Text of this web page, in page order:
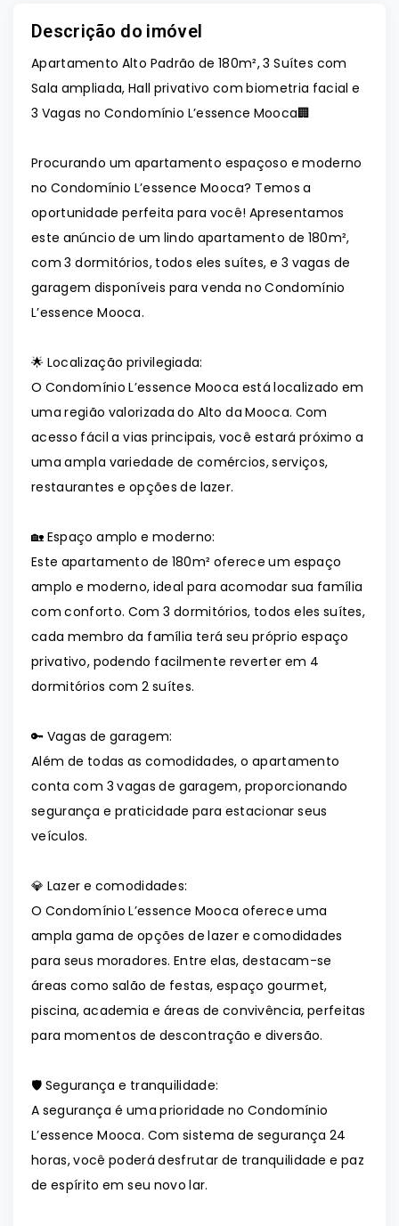
Descrição do imóvel
Apartamento Alto Padrão de 180m², 3 Suítes com
Sala ampliada, Hall privativo com biometria facial e
3 Vagas no Condomínio L’essence Mooca🏢
Procurando um apartamento espaçoso e moderno
no Condomínio L’essence Mooca? Temos a
oportunidade perfeita para você! Apresentamos
este anúncio de um lindo apartamento de 180m²,
com 3 dormitórios, todos eles suítes, e 3 vagas de
garagem disponíveis para venda no Condomínio
L’essence Mooca.
🌟 Localização privilegiada:
O Condomínio L’essence Mooca está localizado em
uma região valorizada do Alto da Mooca. Com
acesso fácil a vias principais, você estará próximo a
uma ampla variedade de comércios, serviços,
restaurantes e opções de lazer.
🏡 Espaço amplo e moderno:
Este apartamento de 180m² oferece um espaço
amplo e moderno, ideal para acomodar sua família
com conforto. Com 3 dormitórios, todos eles suítes,
cada membro da família terá seu próprio espaço
privativo, podendo facilmente reverter em 4
dormitórios com 2 suítes.
🔑 Vagas de garagem:
Além de todas as comodidades, o apartamento
conta com 3 vagas de garagem, proporcionando
segurança e praticidade para estacionar seus
veículos.
💎 Lazer e comodidades:
O Condomínio L’essence Mooca oferece uma
ampla gama de opções de lazer e comodidades
para seus moradores. Entre elas, destacam-se
áreas como salão de festas, espaço gourmet,
piscina, academia e áreas de convivência, perfeitas
para momentos de descontração e diversão.
🛡️ Segurança e tranquilidade:
A segurança é uma prioridade no Condomínio
L’essence Mooca. Com sistema de segurança 24
horas, você poderá desfrutar de tranquilidade e paz
de espírito em seu novo lar.